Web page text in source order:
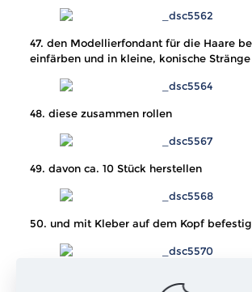
47. den Modellierfondant für die Haare
einfärben und in kleine, konische
48. diese zusammen rollen
49. davon ca. 10 Stück herstellen
50. und mit Kleber auf dem Kopf